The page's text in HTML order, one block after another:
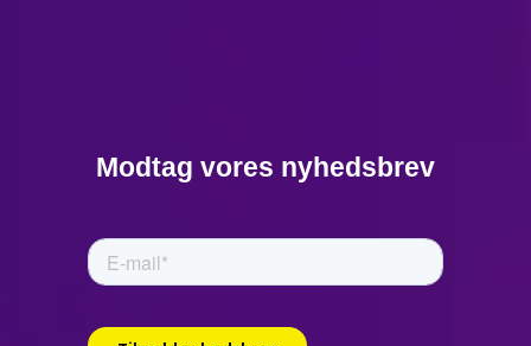
Modtag vores nyhedsbrev